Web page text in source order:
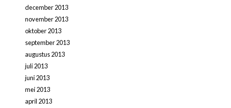
december 2013
november 2013
oktober 2013
september 2013
augustus 2013
juli 2013
juni 2013
mei 2013
april 2013